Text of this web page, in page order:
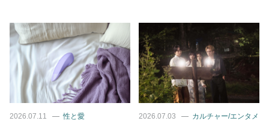
2026.07.11 性と愛 2026.07.03 カルチャー/エンタメ